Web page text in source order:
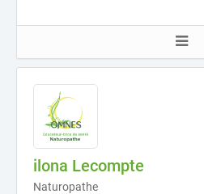
ilona Lecompte
Naturopathe